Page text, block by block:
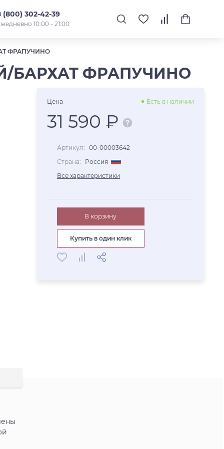
(800) 302-42-39
10:00 - 21:00
ФРАПУЧИНО
БАРХАТ ФРАПУЧИНО
Цена Есть в наличии
31 590 ₽
Артикул: 00-00003642
Страна:
Россия
Все характеристики
В корзину
Купить в один клик